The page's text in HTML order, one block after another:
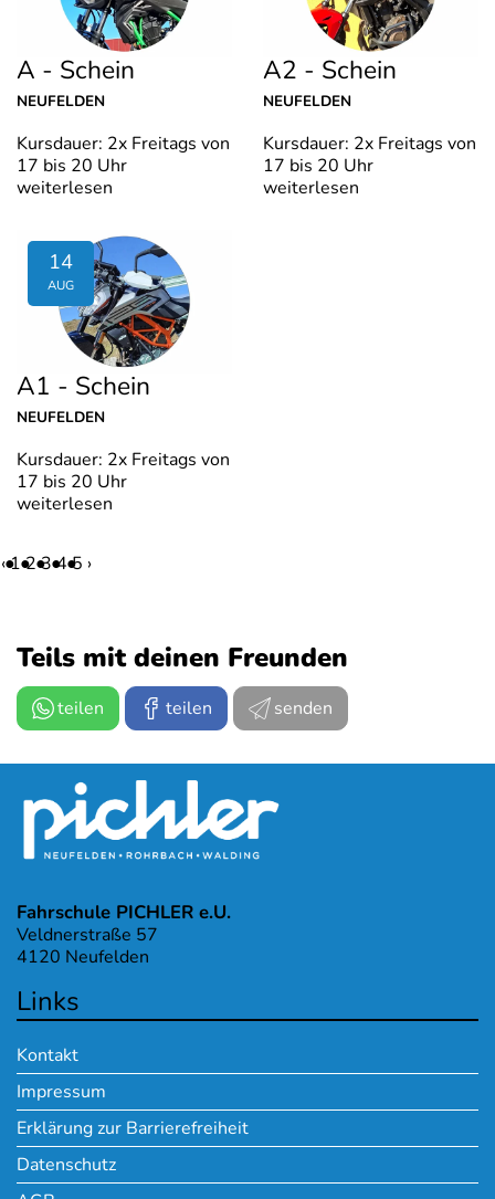
A - Schein
NEUFELDEN
Kursdauer: 2x Freitags von
17 bis 20 Uhr
weiterlesen
A2 - Schein
NEUFELDEN
Kursdauer: 2x Freitags von
17 bis 20 Uhr
weiterlesen
14
AUG
A1 - Schein
NEUFELDEN
Kursdauer: 2x Freitags von
17 bis 20 Uhr
weiterlesen
‹1 2 3 4 5 ›
Teils mit deinen Freunden
teilen teilen senden
Fahrschule PICHLER e.U.
Veldnerstraße 57
4120 Neufelden
Links
Kontakt
Impressum
Erklärung zur Barrierefreiheit
Datenschutz